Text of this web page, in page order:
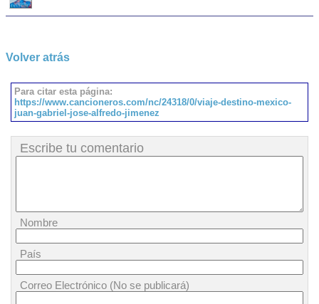
Volver atrás
Para citar esta página:
https://www.cancioneros.com/nc/24318/0/viaje-destino-mexico-
juan-gabriel-jose-alfredo-jimenez
Escribe tu comentario
Nombre
País
Correo Electrónico (No se publicará)